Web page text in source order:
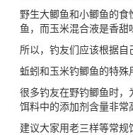
野生大鲫鱼和小鲫鱼的
鱼，而玉米混合液是香
所以，钓友们应该根据
蚯蚓和玉米钓鲫鱼的特
很多钓友在野钓鲫鱼时
饵料中的添加剂含量非
建议大家用老三样等常